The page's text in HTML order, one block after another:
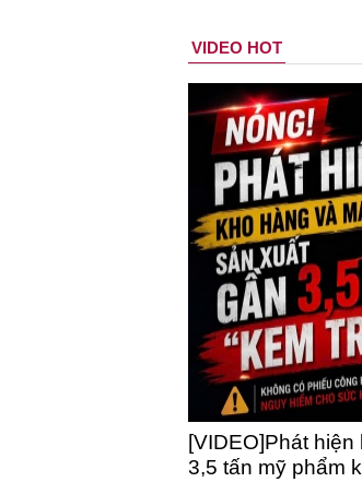
VIDEO HOT
[VIDEO]Phát
3,5 tấn mỹ phẩm